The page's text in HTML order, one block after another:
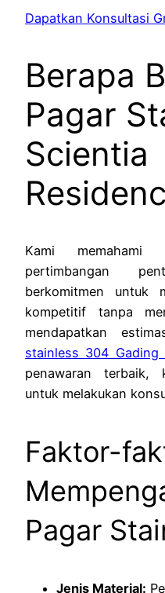
Dapatkan Konsultasi
Berapa
Pagar
Scientia
Kami memahami
pertimbangan
berkomitmen untuk
kompetitif tanpa
mendapatkan
stainless 304 Gading
penawaran terbaik,
untuk melakukan
Faktor-
Pagar
Jenis Material: